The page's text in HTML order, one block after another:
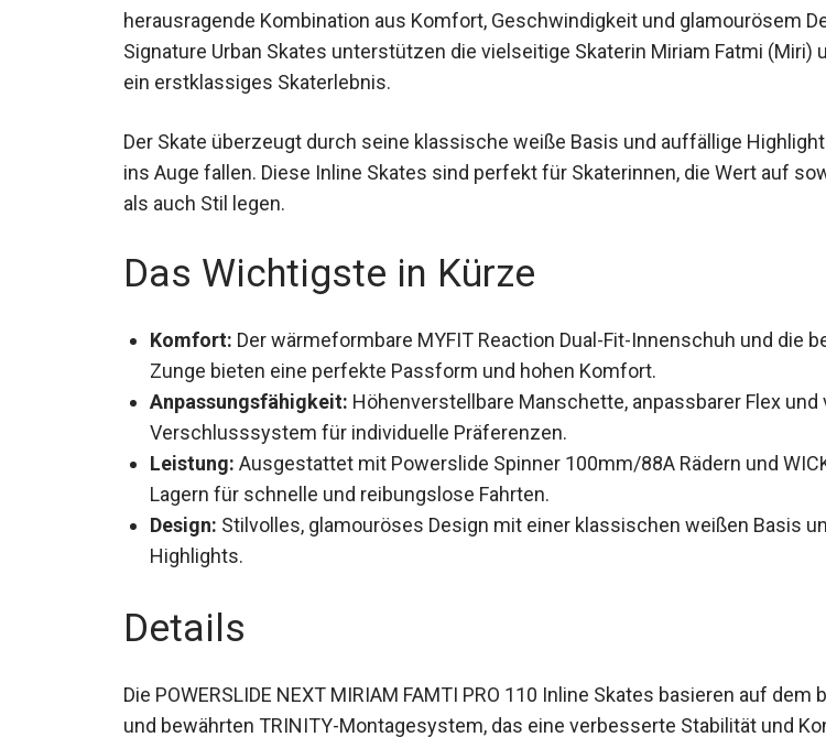
eine herausragende Kombination aus Komfort, Geschwindigkeit und
Diese Signature Urban Skates unterstützen die vielseitige Skaterin Miriam Fatmi
bieten dir ein erstklassiges Skaterlebnis.
Der Skate überzeugt durch seine klassische weiße Basis und auffällige
sofort ins Auge fallen. Diese Inline Skates sind perfekt für Skaterinnen, die Wert
Leistung als auch Stil legen.
Das Wichtigste in Kürze
Komfort: Der wärmeformbare MYFIT Reaction Dual-Fit-Innenschuh und die
Zunge bieten eine perfekte Passform und hohen Komfort.
Anpassungsfähigkeit: Höhenverstellbare Manschette, anpassbarer Flex und
Verschlusssystem für individuelle Präferenzen.
Leistung: Ausgestattet mit Powerslide Spinner 100mm/88A Rädern und
9-Lagern für schnelle und reibungslose Fahrten.
Design: Stilvolles, glamouröses Design mit einer klassischen weißen Basis
auffälligen Highlights.
Details
Die POWERSLIDE NEXT MIRIAM FAMTI PRO 110 Inline Skates basieren auf dem
und bewährten TRINITY-Montagesystem, das eine verbesserte Stabilität und